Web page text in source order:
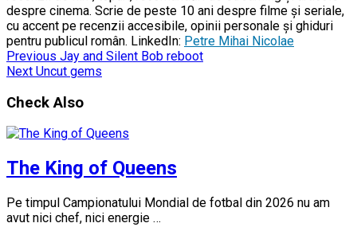
despre cinema. Scrie de peste 10 ani despre filme și seriale,
cu accent pe recenzii accesibile, opinii personale și ghiduri
pentru publicul român. LinkedIn: Petre Mihai Nicolae
Previous Jay and Silent Bob reboot
Next Uncut gems
Check Also
The King of Queens
Pe timpul Campionatului Mondial de fotbal din 2026 nu am
avut nici chef, nici energie …